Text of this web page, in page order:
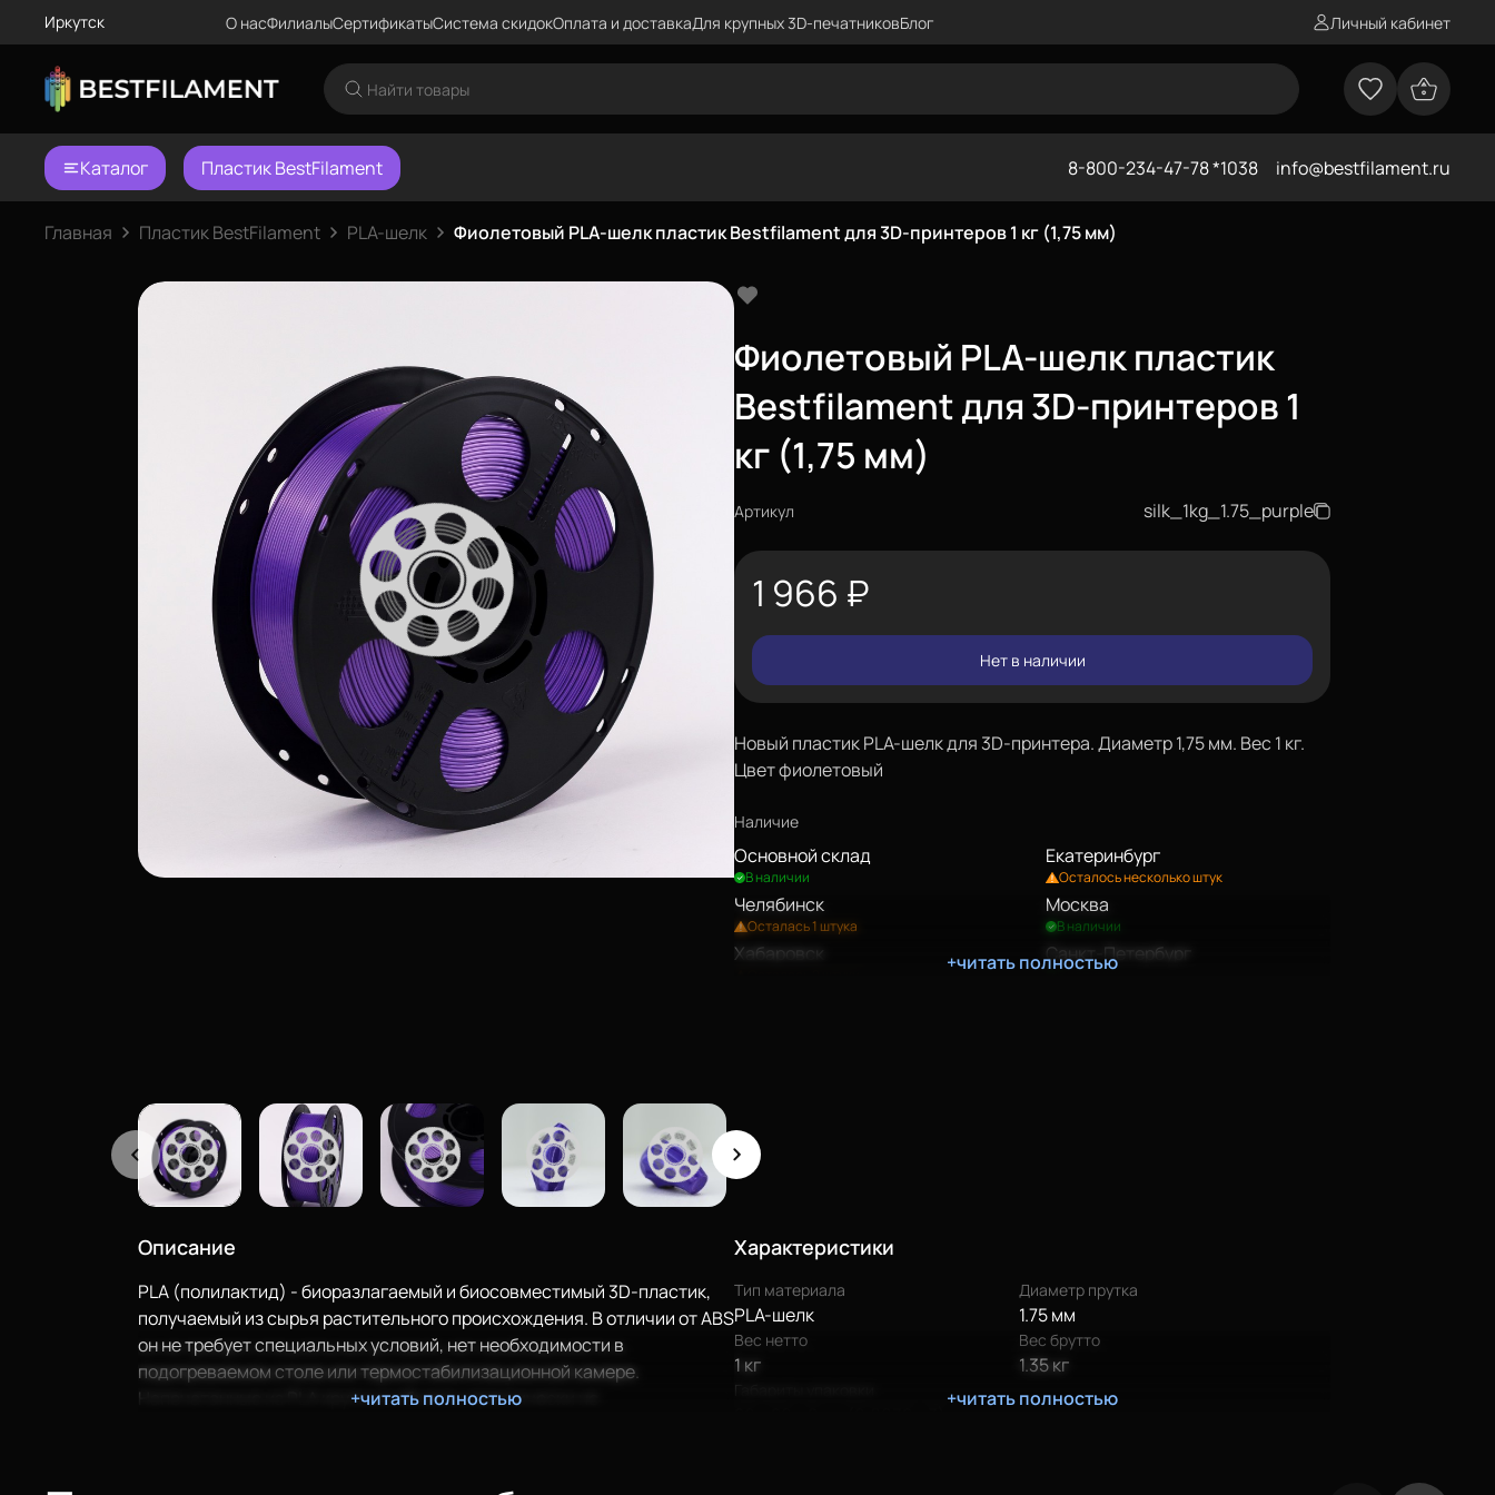
Иркутск О насФилиалыСертификатыСистема скидокОплата и доставкаДля крупных 3D-печатниковБлог Личный кабинет
Каталог Пластик BestFilament 8-800-234-47-78 *1038 info@bestfilament.ru
Главная Пластик BestFilament PLA-шелк Фиолетовый PLA-шелк пластик Bestfilament для 3D-принтеров 1 кг (1,75 мм)
Фиолетовый PLA-шелк пластик
Bestfilament для 3D-принтеров 1
кг (1,75 мм)
Артикул silk_1kg_1.75_purple
1 966 ₽
Нет в наличии
Новый пластик PLA-шелк для 3D-принтера. Диаметр 1,75 мм. Вес 1 кг.
Цвет фиолетовый
Наличие
Основной склад
В наличии
Екатеринбург
Осталось несколько штук
Челябинск
Осталась 1 штука
Москва
В наличии
Хабаровск Санкт-Петербург
В наличии
+читать полностью
Описание
PLA (полилактид) - биоразлагаемый и биосовместимый 3D-пластик,
получаемый из сырья растительного происхождения. В отличии от ABS
он не требует специальных условий, нет необходимости в
подогреваемом столе или термостабилизационной камере.
Напечатанные из PLA крупные объекты практически не
+читать полностью
Характеристики
Тип материала
PLA-шелк
Диаметр прутка
1.75 мм
Вес нетто
1 кг
Вес брутто
1.35 кг
Габариты упаковки +читать полностью